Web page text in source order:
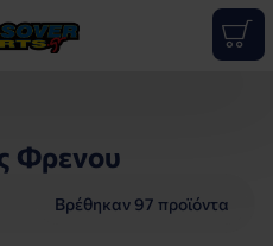
Φρενου
Βρέθηκαν 97 προϊόντα